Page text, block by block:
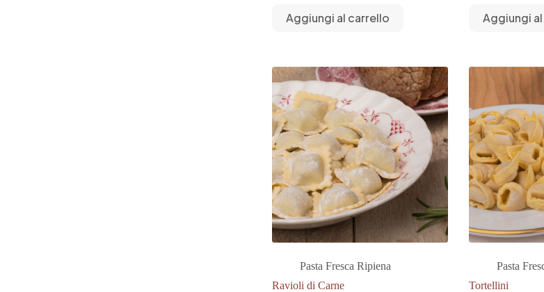
Aggiungi al carrello Aggiungi
Pasta Fresca Ripiena
Ravioli di Carne
Pasta
Tortellini